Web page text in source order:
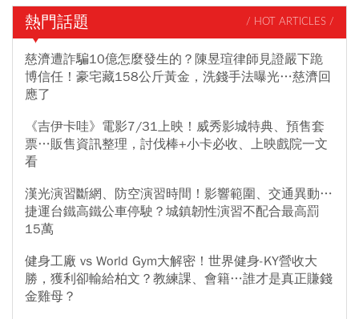
熱門話題 / HOT ARTICLES /
慈濟遭詐騙10億怎麼發生的？陳昱瑄律師見證嚴下跪
博信任！豪宅藏158公斤黃金，洗錢手法曝光…慈濟回
應了
《吉伊卡哇》電影7/31上映！威秀影城特典、預售套
票…販售資訊整理，討伐棒+小卡必收、上映戲院一文
看
漢光演習斷網、防空演習時間！影響範圍、交通異動…
捷運台鐵高鐵公車停駛？城鎮韌性演習不配合最高罰
15萬
健身工廠 vs World Gym大解密！世界健身-KY營收大
勝，獲利卻輸給柏文？教練課、會籍…誰才是真正賺錢
金雞母？